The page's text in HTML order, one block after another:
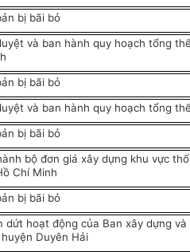
bị bãi bỏ
và ban hành quy hoạch tổng
bị bãi bỏ
và ban hành quy hoạch tổng
bị bãi bỏ
bộ đơn giá xây dựng khu vực
Chí Minh
bị bãi bỏ
dứt hoạt động của Ban xây dựng và
Duyên Hải